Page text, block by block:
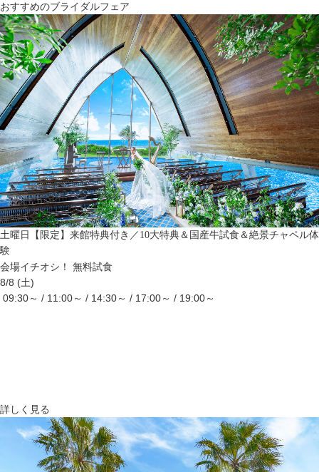
おすすめのブライダルフェア
土曜日【限定】来館特典付き／10大特典＆国産牛試食＆絶景チャペル体
験
会場イチオシ！
無料試食
8/8 (土)
09:30～ / 11:00～ / 14:30～ / 17:00～ / 19:00～
詳しく見る